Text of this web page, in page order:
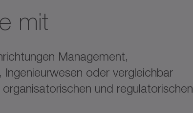
mit
Management,
oder vergleichbar
und regulatorischen